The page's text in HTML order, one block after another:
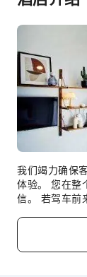
我们竭力确保
体验。 您在整
信。 若驾车前
为宗旨，提供
保您的舒适度
适和便利。康